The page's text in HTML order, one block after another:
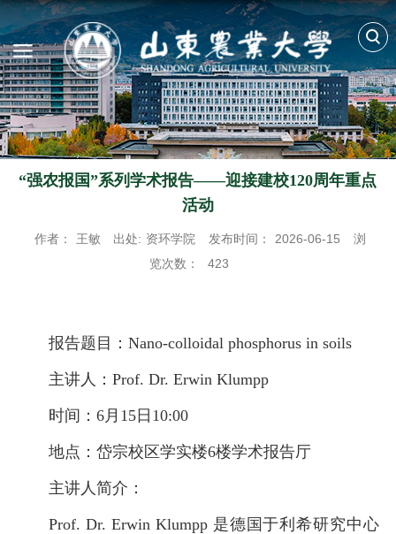
“强农报国”系列学术报告——迎接建校120周年重点
活动
作者： 王敏 出处: 资环学院 发布时间： 2026-06-15
浏
览次数：
423
报告题目：Nano-colloidal phosphorus in soils
主讲人：Prof. Dr. Erwin Klumpp
时间：6月15日10:00
地点：岱宗校区学实楼6楼学术报告厅
主讲人简介：
Prof. Dr. Erwin Klumpp 是德国于利希研究中心